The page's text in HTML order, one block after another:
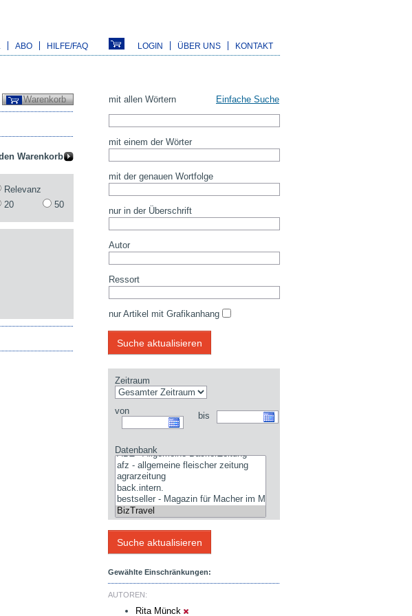
ABO HILFE/FAQ LOGIN ÜBER UNS KONTAKT
Warenkorb
Relevanz
20 50
mit allen Wörtern Einfache Suche
mit einem der Wörter
mit der genauen Wortfolge
nur in der Überschrift
Autor
Ressort
nur Artikel mit Grafikanhang
Zeitraum
von bis
Datenbank
Gewählte Einschränkungen:
AUTOREN:
Rita Münck